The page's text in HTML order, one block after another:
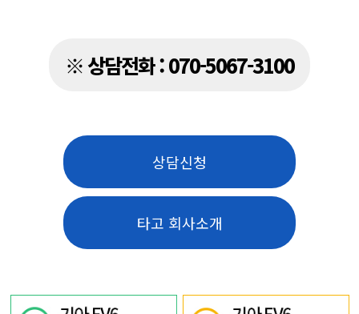
※ 상담전화 : 070-5067-3100
상담신청
타고 회사소개